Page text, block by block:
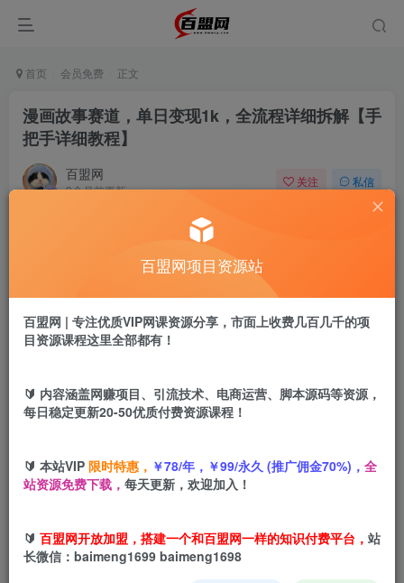
首页 会员免费 正文
漫画故事赛道，单日变现1k，全流程详细拆解【手
把手详细教程】
百盟网
9个月前更新
关注 私信
盟币9.9
立即购买
漫画故事赛道，单日变现1k，全流程详细拆解【手把手详细
百盟网项目资源站
百盟网 | 专注优质VIP网课资源分享，市面上收费几百几千的项
目资源课程这里全部都有！
🔰 内容涵盖网赚项目、引流技术、电商运营、脚本源码等资源，
每日稳定更新20-50优质付费资源课程！
🔰 本站VIP 限时特惠， ￥78/年，￥99/永久 (推广佣金70%)， 全
站资源免费下载， 每天更新，欢迎加入！
🔰 百盟网开放加盟，搭建一个和百盟网一样的知识付费平台， 站
长微信：baimeng1699 baimeng1698